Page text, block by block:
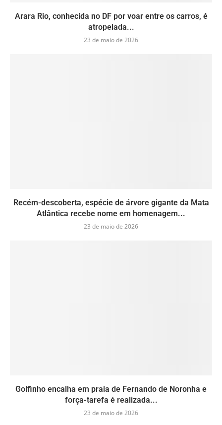
Arara Rio, conhecida no DF por voar entre os carros, é
atropelada...
23 de maio de 2026
Recém-descoberta, espécie de árvore gigante da Mata
Atlântica recebe nome em homenagem...
23 de maio de 2026
Golfinho encalha em praia de Fernando de Noronha e
força-tarefa é realizada...
23 de maio de 2026